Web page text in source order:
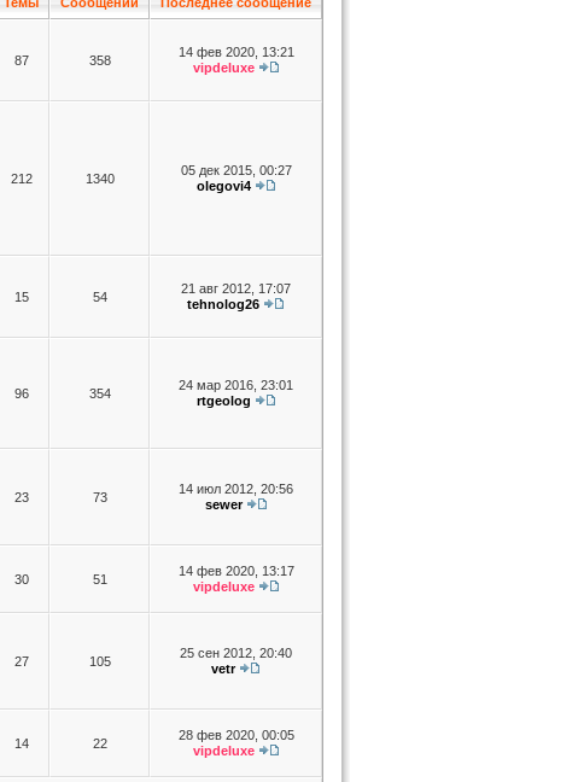
87 358
14 фев 2020, 13:21
vipdeluxe
212 1340
05 дек 2015, 00:27
olegovi4
15 54
21 авг 2012, 17:07
tehnolog26
96 354
24 мар 2016, 23:01
rtgeolog
23 73
14 июл 2012, 20:56
sewer
30 51
14 фев 2020, 13:17
vipdeluxe
27 105
25 сен 2012, 20:40
vetr
14 22
28 фев 2020, 00:05
vipdeluxe